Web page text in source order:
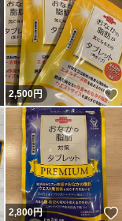
いいね！
2,500円
いいね！
2,800円